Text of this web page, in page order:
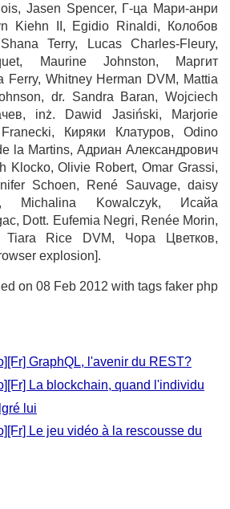
Jasen Spencer, Г-ца Мари-анри
Kiehn II, Egidio Rinaldi, Колобов
Terry, Lucas Charles-Fleury,
Maurine Johnston, Маргит
Ferry, Whitney Herman DVM, Mattia
dr. Sandra Baran, Wojciech
inż. Dawid Jasiński, Marjorie
Киряки Клатуров, Odino
la Martins, Адриан Александрович
Klocko, Olivie Robert, Omar Grassi,
Schoen, René Sauvage, daisy
Michalina Kowalczyk, Исайа
Dott. Eufemia Negri, Renée Morin,
Rice DVM, Чора Цветков,
explosion].
on 08 Feb 2012 with tags faker php
GraphQL, l'avenir du REST?
La blockchain, quand l'individu
lui
Le jeu vidéo à la rescousse du